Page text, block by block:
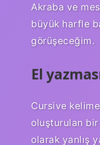
Akraba ve
büyük harfle
görüşeceğim.
El
Cursive
oluşturulan
olarak yanlış